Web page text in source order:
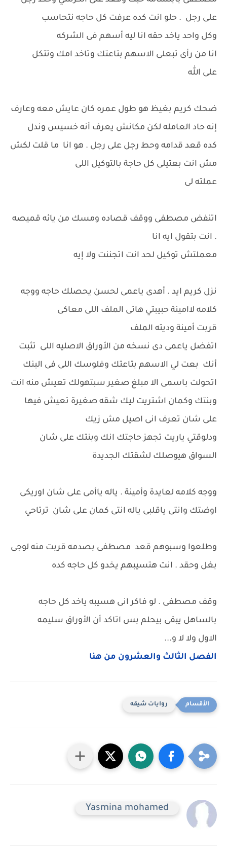
على رجل . حلو انت كده عرفت كل حاجه نتحاسب
وكل واحد ياخد حقه انا ليه أسهم فى الشركه
انا من رأى تبعلى الاسهم بتاعتك وتاخد امك وتتكل
على الله
ضحك كريم بغيظ هو طول عمره كان عايش معه وعارف
إنه حاد العامله لكن مكانش يعرف أنه خسيس وندل
كده قعد قدامه وحط رجل على رجل . هو انا ما قلت لكش
مش انت بعتيلى كل حاجة بالتوكيل اللى
عملته لى
اتنفض مصطفى ووقف قصاده ومسك من يائه قميصه
. انت بتقول ايه انا
معملتش توكيل لحد انت اتجننت ولا إيه
نزل كريم ايد . أهدى ياعمى لحسن يحصلك حاجه ووجه
كلامه لاامينة حبيبتي هاتى الملف اللى معاكى
قربت أمينة وديته الملف
اتفضل ياعمى دى نسخه من الأوراق الاصليه اللى تثبت
أنك بعت لي الاسهم بتاعتك وفلوسك اللى فى البنك
اتحولت باسمى الا مبلغ صغير سبتهولك تعيش منه انت
وبنتك وكمان اشتريت ليك شقه صغيرة تعيش فيها
على شان تعرف انى اصيل مش زيك
ودلوقتي ياريت تجهز حاجتك انك وبنتك على شان
السواق هيوصلك لشقتك الجديدة
ووجه كلامه لعايدة وأمينة . ياله ياأمى على شان اوريكى
اوضتك وانتى ياقلبى ياله انتى كمان على شان ترتاحي
وطلعوا وسبوهم قعد مصطفى بصدمه قربت منه لوجى
بغل وحقد . انت هتسيبهم يخدو كل حاجه كده
وقف مصطفى . لو فاكر انى هسيبه ياخد كل حاجه
بالساهل يبقى بيحلم بس اتاكد أن الأوراق سليمه
الاول ولا لا و...
الفصل الثالث والعشرون من هنا
روايات شيقه
Yasmina mohamed